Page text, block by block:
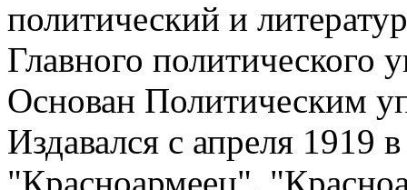
политический и
Главного
Основан Политическим
Издавался с апреля 1919
"Красноармеец",